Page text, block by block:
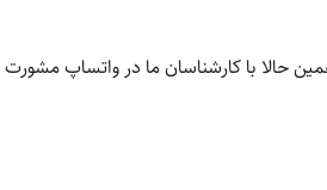
حالا با کارشناسان ما در واتساپ مشورت